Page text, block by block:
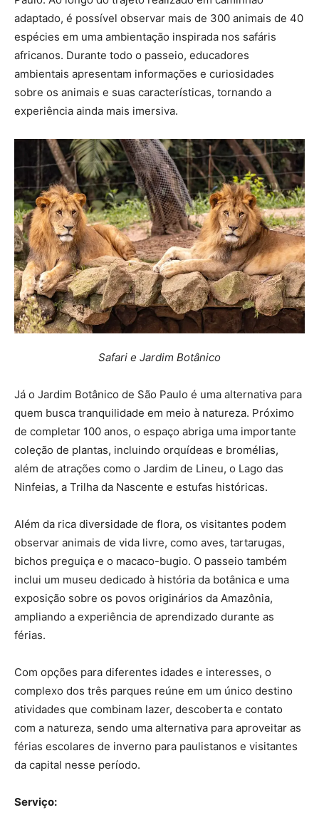
adaptado, é possível observar mais de 300 animais de 40
espécies em uma ambientação inspirada nos safáris
africanos. Durante todo o passeio, educadores
ambientais apresentam informações e curiosidades
sobre os animais e suas características, tornando a
experiência ainda mais imersiva.
Safari e Jardim Botânico
Já o Jardim Botânico de São Paulo é uma alternativa para
quem busca tranquilidade em meio à natureza. Próximo
de completar 100 anos, o espaço abriga uma importante
coleção de plantas, incluindo orquídeas e bromélias,
além de atrações como o Jardim de Lineu, o Lago das
Ninfeias, a Trilha da Nascente e estufas históricas.
Além da rica diversidade de flora, os visitantes podem
observar animais de vida livre, como aves, tartarugas,
bichos preguiça e o macaco-bugio. O passeio também
inclui um museu dedicado à história da botânica e uma
exposição sobre os povos originários da Amazônia,
ampliando a experiência de aprendizado durante as
férias.
Com opções para diferentes idades e interesses, o
complexo dos três parques reúne em um único destino
atividades que combinam lazer, descoberta e contato
com a natureza, sendo uma alternativa para aproveitar as
férias escolares de inverno para paulistanos e visitantes
da capital nesse período.
Serviço: